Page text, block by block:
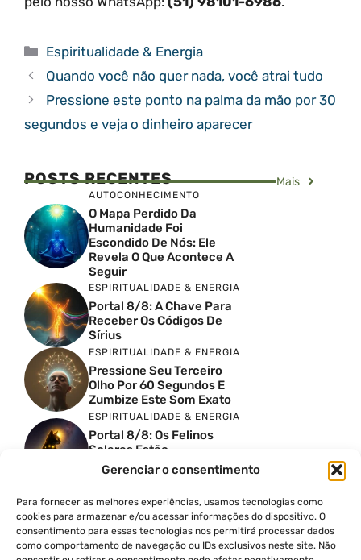
Gerenciar o consentimento
Para fornecer as melhores experiências, usamos tecnologias como
cookies para armazenar e/ou acessar informações do dispositivo. O
consentimento para essas tecnologias nos permitirá processar dados
como comportamento de navegação ou IDs exclusivos neste site. Não
Categorias
Espiritualidade & Energia
Quando você não quer nada, você atrai tudo
Pressione este ponto na palma da mão por 30
segundos e veja o dinheiro aparecer
POSTS RECENTES Mais
AUTOCONHECIMENTO
O Mapa Perdido Da
Humanidade Foi
Escondido De Nós: Ele
Revela O Que Acontece A
Seguir
ESPIRITUALIDADE & ENERGIA
Portal 8/8: A Chave Para
Receber Os Códigos De
Sírius
ESPIRITUALIDADE & ENERGIA
Pressione Seu Terceiro
Olho Por 60 Segundos E
Zumbize Este Som Exato
ESPIRITUALIDADE & ENERGIA
Portal 8/8: Os Felinos
Solares Estão
Despertando Antigas
Memórias
Urgente: Portal 8/8 Abre
Uma Nova Onda De
Despertar Em Massa